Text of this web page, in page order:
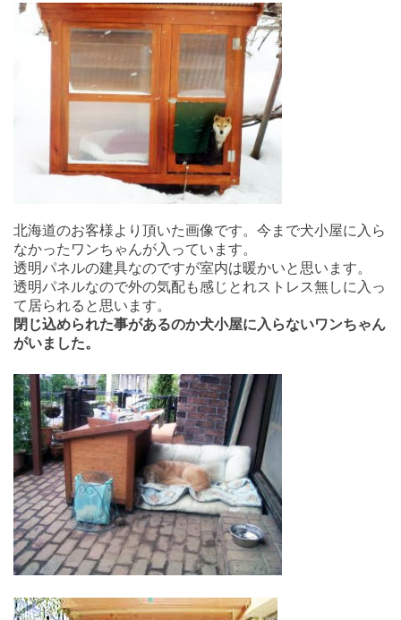
北海道のお客様より頂いた画像です。今まで犬小屋に入ら
なかったワンちゃんが入っています。
透明パネルの建具なのですが室内は暖かいと思います。
透明パネルなので外の気配も感じとれストレス無しに入っ
て居られると思います。
閉じ込められた事があるのか犬小屋に入らないワンちゃん
がいました。